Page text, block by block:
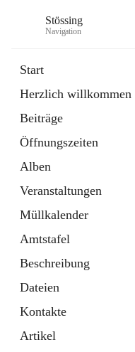
Stössing
Navigation
Start
Herzlich willkommen
Beiträge
Öffnungszeiten
Alben
Veranstaltungen
Müllkalender
Amtstafel
Beschreibung
Dateien
Kontakte
Artikel
Datei
in
Tab
Kindergarten
öffnet
in
neuem
Tab